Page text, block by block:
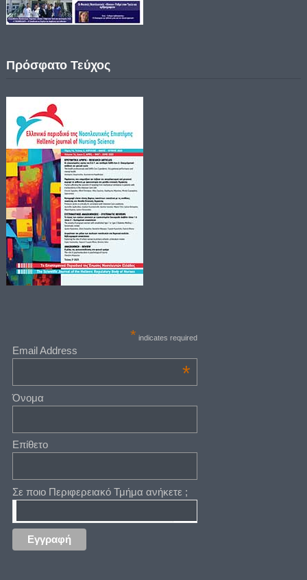
Πρόσφατο Τεύχος
* indicates required
Email Address
*
Όνομα
Επίθετο
Σε ποιο Περιφερειακό Τμήμα ανήκετε ;